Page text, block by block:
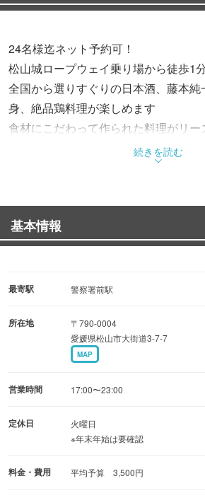
24名様迄ネット予約可！
松山城ロープウェイ乗り場から徒歩1
全国から選りすぐりの日本酒、藤本
身、絶品鶏料理が楽しめます
食材にこだわって作られた料理がリ
とご好評を頂いております
・名物 つくね … 200円
・神経〆天然真鯛刺身…1280円
美味しい鶏料理とお酒をじっくり楽
※お席が混み合っている際は2時間程度
※単品飲み放題は致しておりません、
続きを読む
基本情報
最寄駅 警察署前駅
所在地
〒790-0004
愛媛県松山市大街道3-7-7
MAP
営業時間 17:00〜23:00
定休日
火曜日
※年末年始は要確認
料金・費用 平均予算 3,500円